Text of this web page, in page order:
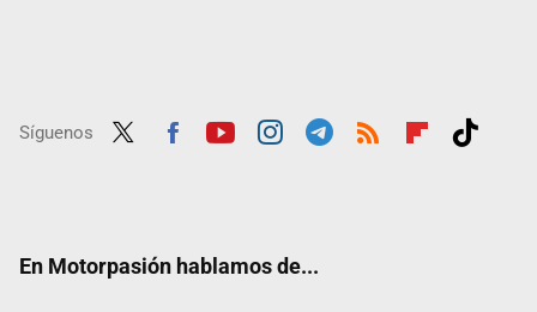
Síguenos
En Motorpasión hablamos de...